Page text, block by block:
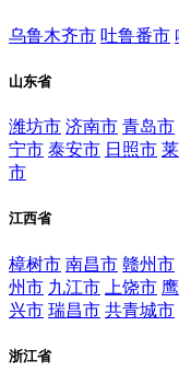
乌鲁木齐市 吐鲁番市
山东省
潍坊市 济南市 青岛市
宁市 泰安市 日照市
市
江西省
樟树市 南昌市 赣州市
州市 九江市 上饶市
兴市 瑞昌市 共青城市
浙江省